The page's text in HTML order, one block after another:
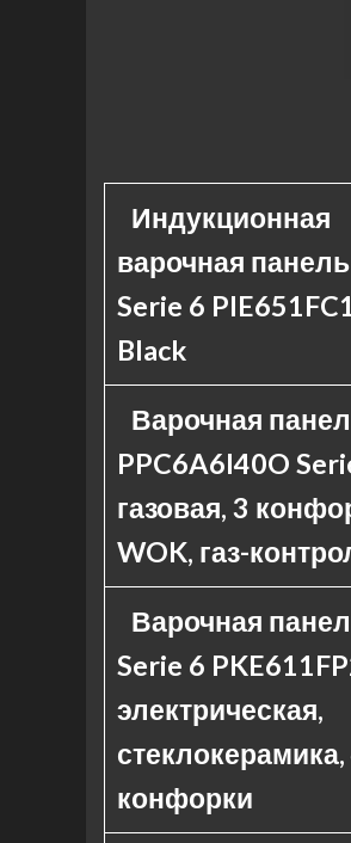
Индукционная
варочная
Serie 6
Black
Варочная
PPC6A6I40O
газовая, 3
WOK, газ-
Варочная
Serie 6
электрическая,
стеклокерамика,
конфорки